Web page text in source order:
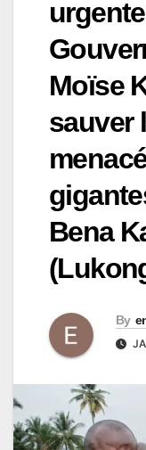
Moïse
sauver
Bena
By